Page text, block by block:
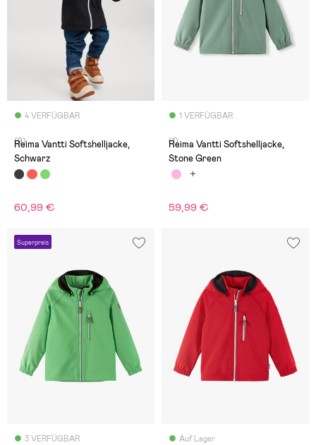
4 VERFÜGBAR
(9)
Reima Vantti Softshelljacke,
Schwarz
60,99 €
1 VERFÜGBAR
(1)
Reima Vantti Softshelljacke,
Stone Green
59,99 €
Superpreis
3 VERFÜGBAR Auf Lager